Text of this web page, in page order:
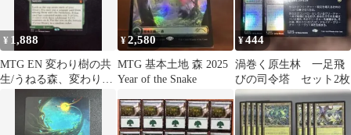
¥ 1,888
MTG EN 変わり樹の共
生/うねる森、変わり樹
¥2,580
MTG 基本土地 森 2025
Year of the Snake
¥444
渦巻く原生林 一足飛
びの司令塔 セット2枚